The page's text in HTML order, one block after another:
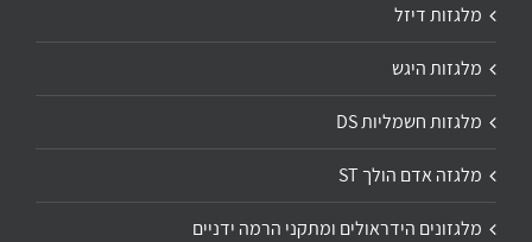
מלגזות דיזל
מלגזות היגש
מלגזות חשמליות DS
מלגזה אדם הולך ST
מלגזונים הידראולים ומתקני הרמה ידניים